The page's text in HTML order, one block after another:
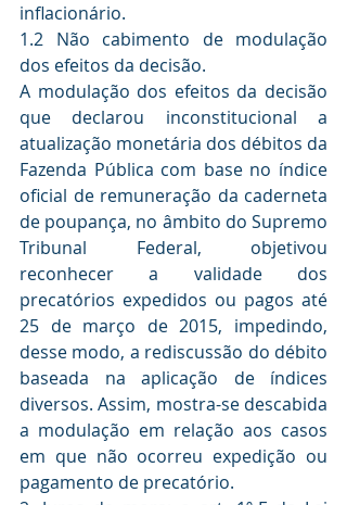
inflacionário.
1.2 Não cabimento de modulação
dos efeitos da decisão.
A modulação dos efeitos da decisão
que declarou inconstitucional a
atualização monetária dos débitos da
Fazenda Pública com base no índice
oficial de remuneração da caderneta
de poupança, no âmbito do Supremo
Tribunal Federal, objetivou
reconhecer a validade dos
precatórios expedidos ou pagos até
25 de março de 2015, impedindo,
desse modo, a rediscussão do débito
baseada na aplicação de índices
diversos. Assim, mostra-se descabida
a modulação em relação aos casos
em que não ocorreu expedição ou
pagamento de precatório.